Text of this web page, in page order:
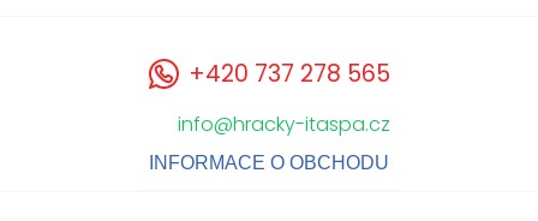
+420 737 278 565
info@hracky-itaspa.cz
INFORMACE O OBCHODU